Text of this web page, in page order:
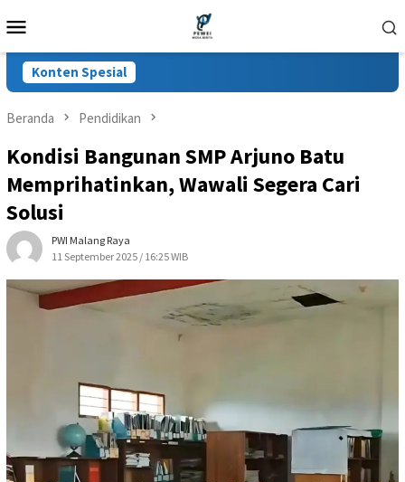
ke
Mobile
Konten Spesial
Beranda Pendidikan
Kondisi Bangunan SMP Arjuno Batu
Memprihatinkan, Wawali Segera Cari
Solusi
PWI Malang Raya
11 September 2025 / 16:25 WIB